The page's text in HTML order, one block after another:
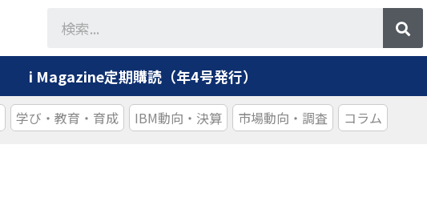
i Magazine定期購読（年4号発行）
学び・教育・育成 IBM動向・決算 市場動向・調査 コラム